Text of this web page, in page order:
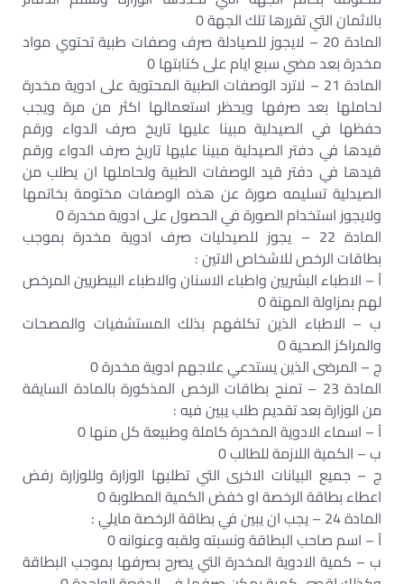
بالاثمان التي تقررها تلك الجهة 0
المادة 20 – لايجوز للصيادلة صرف وصفات طبية تحتوي مواد
مخدرة بعد مضي سبع ايام على كتابتها 0
المادة 21 – لاترد الوصفات الطبية المحتوية على ادوية مخدرة
لحاملها بعد صرفها ويحظر استعمالها اكثر من مرة ويجب
حفظها في الصيدلية مبينا عليها تاريخ صرف الدواء ورقم
قيدها في دفتر الصيدلية مبينا عليها تاريخ صرف الدواء ورقم
قيدها في دفتر قيد الوصفات الطبية ولحاملها ان يطلب من
الصيدلية تسليمه صورة عن هذه الوصفات مختومة بخاتمها
ولايجوز استخدام الصورة في الحصول على ادوية مخدرة 0
المادة 22 – يجوز للصيدليات صرف ادوية مخدرة بموجب
بطاقات الرخص للاشخاص الاتين :
آ – الاطباء البشريين واطباء الاسنان والاطباء البيطريين المرخص
لهم بمزاولة المهنة 0
ب – الاطباء الذين تكلفهم بذلك المستشفيات والمصحات
والمراكز الصحية 0
ج – المرضى الذين يستدعي علاجهم ادوية مخدرة 0
المادة 23 – تمنح بطاقات الرخص المذكورة بالمادة السايقة
من الوزارة بعد تقديم طلب يبين فيه :
آ – اسماء الادوية المخدرة كاملة وطبيعة كل منها 0
ب – الكمية اللازمة للطالب 0
ج – جميع البيانات الاخرى التي تطلبها الوزارة وللوزارة رفض
اعطاء بطاقة الرخصة او خفض الكمية المطلوبة 0
المادة 24 – يجب ان يبين في بطاقة الرخصة مايلي :
آ – اسم صاحب البطاقة ونسبته ولقبه وعنوانه 0
ب – كمية الادوية المخدرة التي يصرح بصرفها بموجب البطاقة